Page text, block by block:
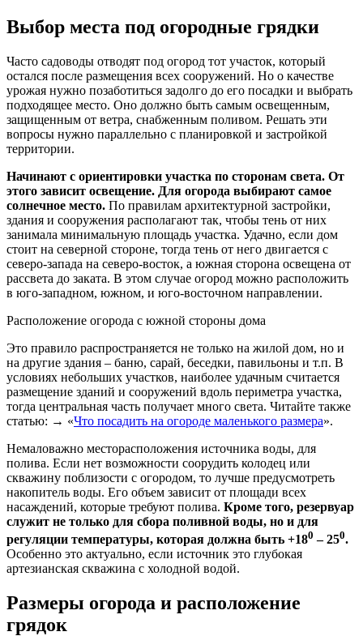
Выбор места под огородные грядки
Часто садоводы отводят под огород тот участок, который
остался после размещения всех сооружений. Но о качестве
урожая нужно позаботиться задолго до его посадки и выбрать
подходящее место. Оно должно быть самым освещенным,
защищенным от ветра, снабженным поливом. Решать эти
вопросы нужно параллельно с планировкой и застройкой
территории.
Начинают с ориентировки участка по сторонам света. От
этого зависит освещение. Для огорода выбирают самое
солнечное место. По правилам архитектурной застройки,
здания и сооружения располагают так, чтобы тень от них
занимала минимальную площадь участка. Удачно, если дом
стоит на северной стороне, тогда тень от него двигается с
северо-запада на северо-восток, а южная сторона освещена от
рассвета до заката. В этом случае огород можно расположить
в юго-западном, южном, и юго-восточном направлении.
Расположение огорода с южной стороны дома
Это правило распространяется не только на жилой дом, но и
на другие здания – баню, сарай, беседки, павильоны и т.п. В
условиях небольших участков, наиболее удачным считается
размещение зданий и сооружений вдоль периметра участка,
тогда центральная часть получает много света. Читайте также
статью: → «Что посадить на огороде маленького размера».
Немаловажно месторасположения источника воды, для
полива. Если нет возможности соорудить колодец или
скважину поблизости с огородом, то лучше предусмотреть
накопитель воды. Его объем зависит от площади всех
насаждений, которые требуют полива. Кроме того, резервуар
служит не только для сбора поливной воды, но и для
регуляции температуры, которая должна быть +180 – 250.
Особенно это актуально, если источник это глубокая
артезианская скважина с холодной водой.
Размеры огорода и расположение
грядок